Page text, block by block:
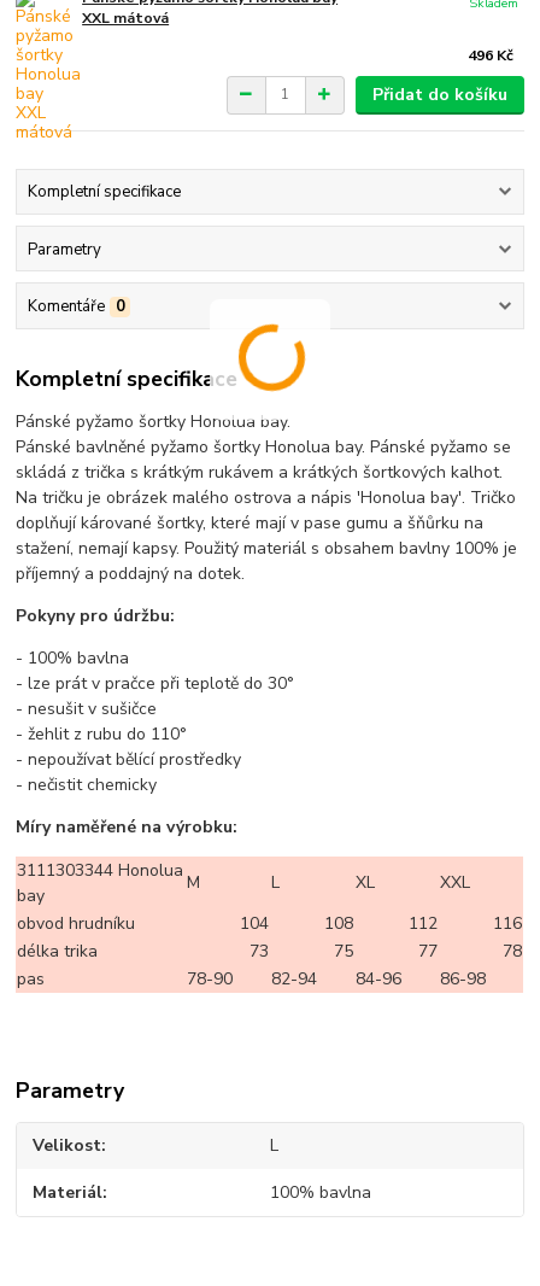
XXL mátová
496 Kč
Přidat do košíku
Kompletní specifikace
Parametry
Komentáře 0
Kompletní specifikace
Pánské pyžamo šortky Honolua bay.
Pánské bavlněné pyžamo šortky Honolua bay. Pánské pyžamo se
skládá z trička s krátkým rukávem a krátkých šortkových kalhot.
Na tričku je obrázek malého ostrova a nápis 'Honolua bay'. Tričko
doplňují kárované šortky, které mají v pase gumu a šňůrku na
stažení, nemají kapsy. Použitý materiál s obsahem bavlny 100% je
příjemný a poddajný na dotek.
Pokyny pro údržbu:
- 100% bavlna
- lze prát v pračce při teplotě do 30°
- nesušit v sušičce
- žehlit z rubu do 110°
- nepoužívat bělící prostředky
- nečistit chemicky
Míry naměřené na výrobku:
3111303344 Honolua
bay
M L XL
XXL
obvod hrudníku
104 108 112
116
délka trika
73 75 77
78
pas
78-90 82-94 84-96 86-98
Parametry
Velikost L
Materiál 100% bavlna